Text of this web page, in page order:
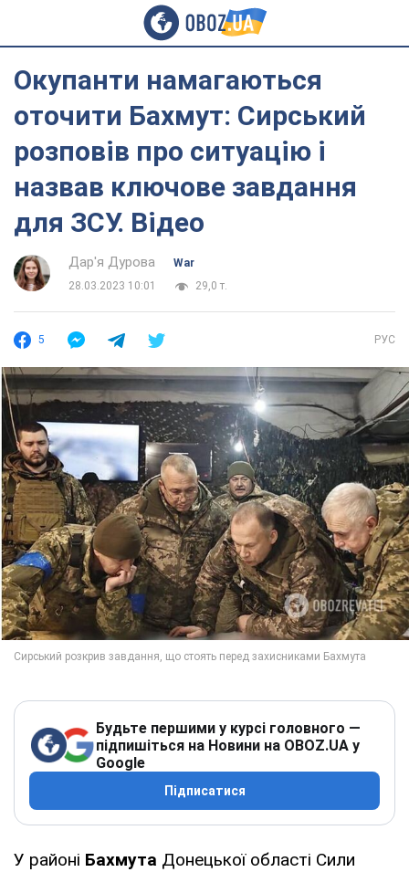
Окупанти намагаються
оточити Бахмут: Сирський
розповів про ситуацію і
назвав ключове завдання
для ЗСУ. Відео
Дар'я Дурова
War
28.03.2023 10:01
29,0 т.
5 РУС
Будьте першими у курсі головного —
підпишіться на Новини на OBOZ.UA у
Google
Підписатися
У районі Бахмута Донецької області Сили